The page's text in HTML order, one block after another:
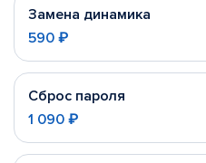
Замена динамика
590 ₽
Сброс пароля
1 090 ₽